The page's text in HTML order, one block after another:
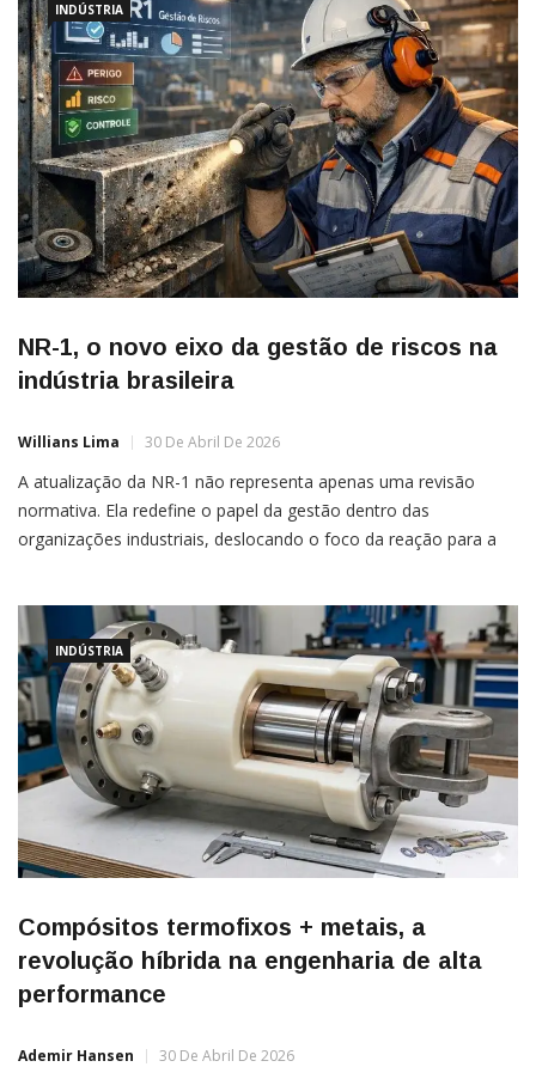
INDÚSTRIA
NR-1, o novo eixo da gestão de riscos na
indústria brasileira
Willians Lima 30 De Abril De 2026
A atualização da NR-1 não representa apenas uma revisão
normativa. Ela redefine o papel da gestão dentro das
organizações industriais, deslocando o foco da reação para a
empresas
INDÚSTRIA
Compósitos termofixos + metais, a
revolução híbrida na engenharia de alta
performance
Ademir Hansen 30 De Abril De 2026